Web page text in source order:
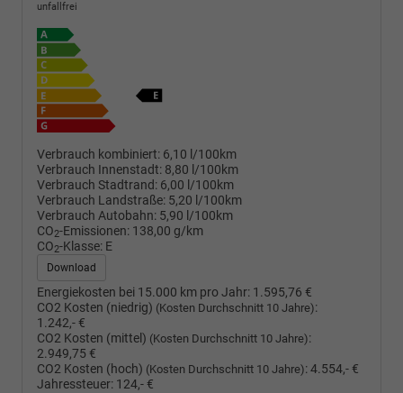
unfallfrei
Verbrauch kombiniert: 6,10 l/100km
Verbrauch Innenstadt: 8,80 l/100km
Verbrauch Stadtrand: 6,00 l/100km
Verbrauch Landstraße: 5,20 l/100km
Verbrauch Autobahn: 5,90 l/100km
CO2-Emissionen: 138,00 g/km
CO2-Klasse: E
Download
Energiekosten bei 15.000 km pro Jahr: 1.595,76 €
CO2 Kosten (niedrig) (Kosten Durchschnitt 10 Jahre):
1.242,- €
CO2 Kosten (mittel) (Kosten Durchschnitt 10 Jahre):
2.949,75 €
CO2 Kosten (hoch) (Kosten Durchschnitt 10 Jahre):4.554,- €
Jahressteuer: 124,- €